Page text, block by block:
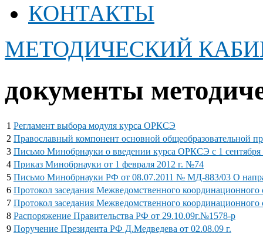
КОНТАКТЫ
МЕТОДИЧЕСКИЙ
документы
1 Регламент выбора модуля курса ОРКСЭ
2 Православный компонент основной общеобразовательной
3 Письмо Минобрнауки о введении курса ОРКСЭ с 1 сентября
4 Приказ Минобрнауки от 1 февраля 2012 г. №74
5 Письмо Минобрнауки РФ от 08.07.2011 № МД-883/03 О
6 Протокол заседания Межведомственного координационного
7 Протокол заседания Межведомственного координационного
8 Распоряжение Правительства РФ от 29.10.09г.№1578-р
9 Поручение Президента РФ Д.Медведева от 02.08.09 г.